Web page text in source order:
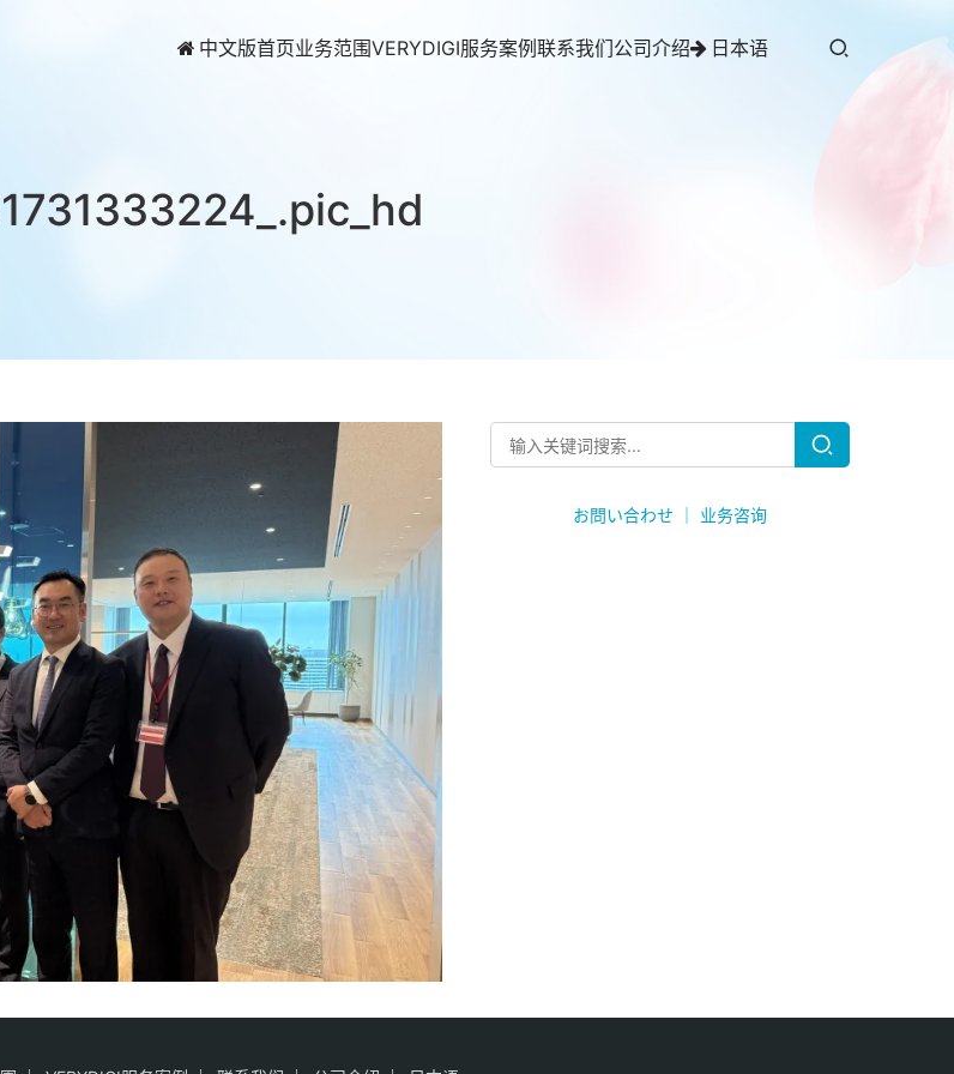
中文版首页业务范围VERYDIGI服务案例 联系我们公司介绍 日本语
お問い合わせ ｜ 业务咨询